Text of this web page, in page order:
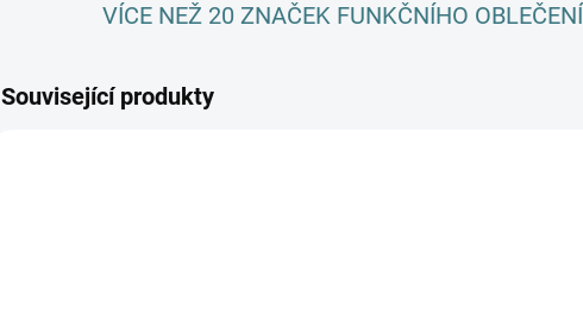
VÍCE NEŽ 20 ZNAČEK FUNKČNÍHO OBLEČENÍ
Související produkty